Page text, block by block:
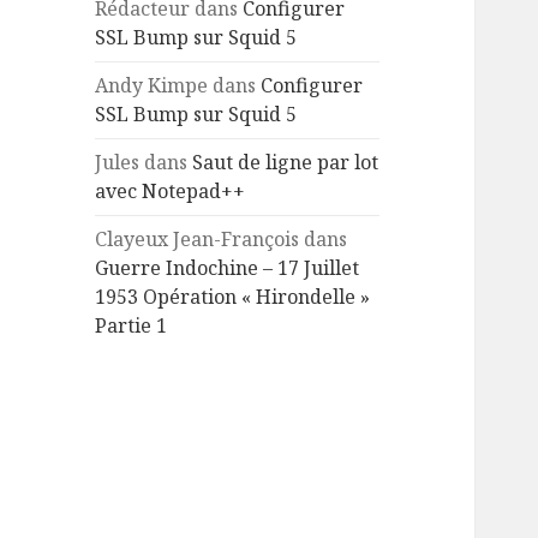
Rédacteur dans Configurer
SSL Bump sur Squid 5
Andy Kimpe dans Configurer
SSL Bump sur Squid 5
Jules dans Saut de ligne par lot
avec Notepad++
Clayeux Jean-François dans
Guerre Indochine – 17 Juillet
1953 Opération « Hirondelle »
Partie 1